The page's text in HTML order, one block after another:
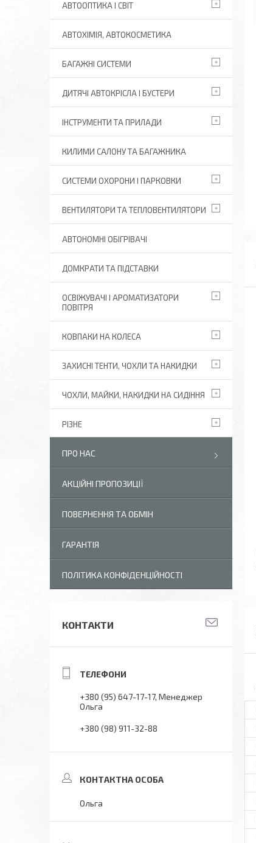
АВТООПТИКА І СВІТ
АВТОХІМІЯ, АВТОКОСМЕТИКА
БАГАЖНІ СИСТЕМИ
ДИТЯЧІ АВТОКРІСЛА І БУСТЕРИ
ІНСТРУМЕНТИ ТА ПРИЛАДИ
КИЛИМИ САЛОНУ ТА БАГАЖНИКА
СИСТЕМИ ОХОРОНИ І ПАРКОВКИ
ВЕНТИЛЯТОРИ ТА ТЕПЛОВЕНТИЛЯТОРИ
АВТОНОМНІ ОБІГРІВАЧІ
ДОМКРАТИ ТА ПІДСТАВКИ
ОСВІЖУВАЧІ І АРОМАТИЗАТОРИ
ПОВІТРЯ
КОВПАКИ НА КОЛЕСА
ЗАХИСНІ ТЕНТИ, ЧОХЛИ ТА НАКИДКИ
ЧОХЛИ, МАЙКИ, НАКИДКИ НА СИДІННЯ
РІЗНЕ
ПРО НАС
АКЦІЙНІ ПРОПОЗИЦІЇ
ПОВЕРНЕННЯ ТА ОБМІН
ГАРАНТІЯ
ПОЛІТИКА КОНФІДЕНЦІЙНОСТІ
КОНТАКТИ
+380 (95) 647-17-17 Менеджер
Ольга
+380 (98) 911-32-88
Ольга